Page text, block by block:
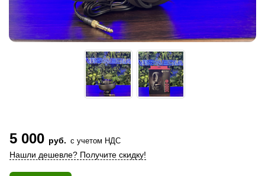
5 000 руб. с учетом НДС
Нашли дешевле? Получите скидку!